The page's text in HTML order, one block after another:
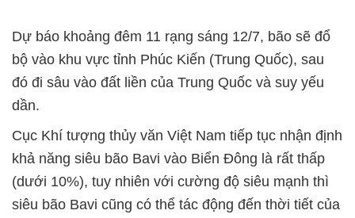
Dự báo khoảng đêm 11 rạng sáng 12/7, bão sẽ đổ
bộ vào khu vực tỉnh Phúc Kiến (Trung Quốc), sau
đó đi sâu vào đất liền của Trung Quốc và suy yếu
dần.
Cục Khí tượng thủy văn Việt Nam tiếp tục nhận định
khả năng siêu bão Bavi vào Biển Đông là rất thấp
(dưới 10%), tuy nhiên với cường độ siêu mạnh thì
siêu bão Bavi cũng có thể tác động đến thời tiết của